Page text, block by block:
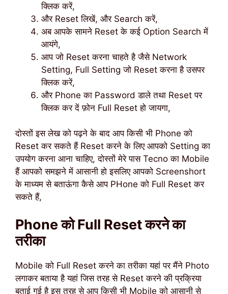
क्लिक करें,
और Reset लिखें, और Search करें,
अब आपके सामने Reset के कई Option Search में
आयंगे,
आप जो Reset करना चाहते है जैसे Network
Setting, Full Setting जो Reset करना है उसपर
क्लिक करें,
और Phone का Password डाले तथा Reset पर
क्लिक कर दें फ़ोन Full Reset हो जायगा,
दोस्तों इस लेख को पढ़ने के बाद आप किसी भी Phone को
Reset कर सकते हैं Reset करने के लिए आपको Setting का
उपयोग करना आना चाहिए, दोस्तों मेरे पास Tecno का Mobile
हैं आपको समझने में आसानी हो इसलिए आपको Screenshort
के माध्यम से बताऊंगा कैसे आप PHone को Full Reset कर
सकते हैं,
Phone को Full Reset करने का
तरीका
Mobile को Full Reset करने का तरीका यहां पर मैंने Photo
लगाकर बताया है यहां जिस तरह से Reset करने की प्रक्रिया
बताई गई है इस तरह से आप किसी भी Mobile को आसानी से